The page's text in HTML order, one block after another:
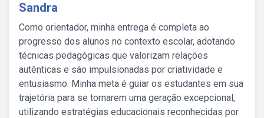
Sandra
Como orientador, minha entrega é completa ao
progresso dos alunos no contexto escolar, adotando
técnicas pedagógicas que valorizam relações
autênticas e são impulsionadas por criatividade e
entusiasmo. Minha meta é guiar os estudantes em sua
trajetória para se tornarem uma geração excepcional,
utilizando estratégias educacionais reconhecidas por